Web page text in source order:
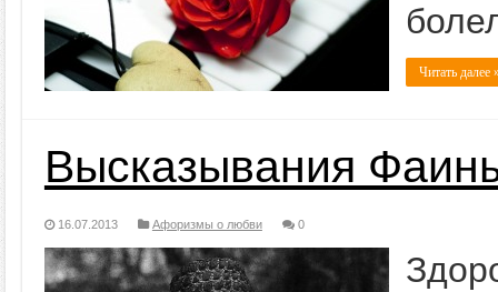
Читать далее
Высказывания
16.07.2013 Афоризмы о любви 0